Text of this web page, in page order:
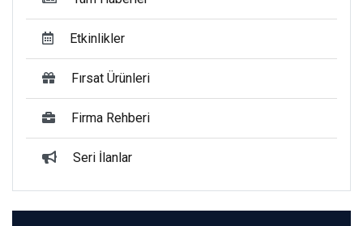
Etkinlikler
Fırsat Ürünleri
Firma Rehberi
Seri İlanlar